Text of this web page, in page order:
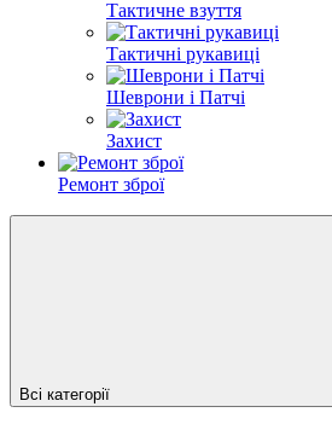
Тактичне взуття
Тактичні рукавиці
Шеврони і Патчі
Захист
Ремонт зброї
Всі категорії